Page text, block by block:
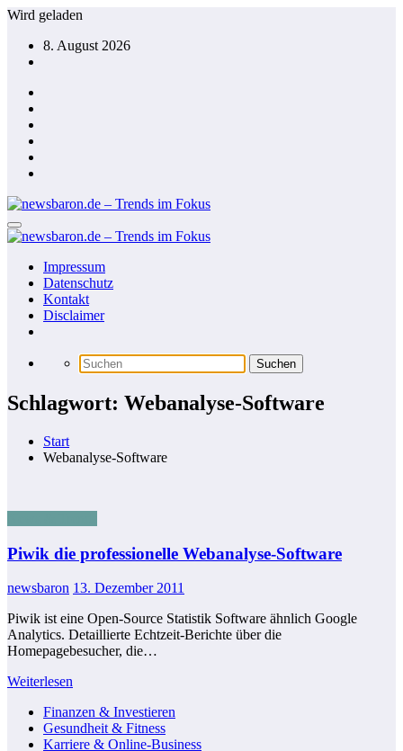
Zum
springen
Wird geladen
8. August 2026
Impressum
Datenschutz
Kontakt
Disclaimer
Schlagwort: Webanalyse-Software
Start
Webanalyse-Software
Piwik die professionelle Webanalyse-Software
newsbaron 13. Dezember 2011
Piwik ist eine Open-Source Statistik Software ähnlich Google
Analytics. Detaillierte Echtzeit-Berichte über die
Homepagebesucher, die…
Weiterlesen
Finanzen & Investieren
Gesundheit & Fitness
Karriere & Online-Business